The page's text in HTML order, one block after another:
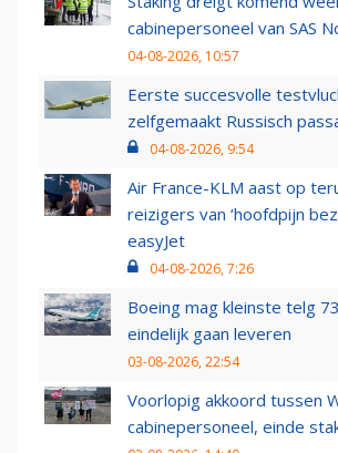
cabinepersoneel van SAS
04-08-2026, 10:57
Eerste succesvolle
zelfgemaakt Russisch
04-08-2026, 9:54
Air France-KLM aast op
reizigers van ‘hoofdpijn
easyJet
04-08-2026, 7:26
Boeing mag kleinste telg
eindelijk gaan leveren
03-08-2026, 22:54
Voorlopig akkoord tussen
cabinepersoneel, einde